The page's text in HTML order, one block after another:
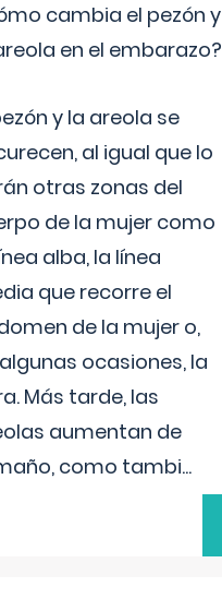
cambia el pezón y
en el embarazo?
y la areola se
al igual que lo
otras zonas del
de la mujer como
alba, la línea
que recorre el
de la mujer o,
ocasiones, la
Más tarde, las
aumentan de
como tambi...